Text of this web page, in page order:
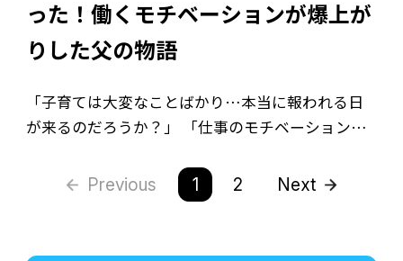
った！働くモチベーションが爆上が
りした父の物語
「子育ては大変なことばかり…本当に報われる日
が来るのだろうか？」 「仕事のモチベーションが
そ読んでほしい、心温まるエピソードをご紹介し
ます。 これは、ある経営者の男性が体験し […]
Previous 1 2 Next